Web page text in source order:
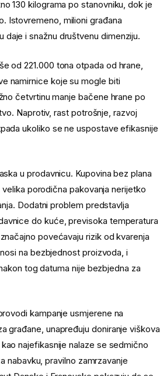
130 kilograma po stanovniku, dok je
Istovremeno, milioni građana
i snažnu društvenu dimenziju.
od 221.000 tona otpada od hrane,
namirnice koje su mogle biti
četvrtinu manje bačene hrane po
Naprotiv, rast potrošnje, razvoj
ukoliko se ne uspostave efikasnije
u prodavnicu. Kupovina bez plana
porodična pakovanja nerijetko
Dodatni problem predstavlja
do kuće, previsoka temperatura
povećavaju rizik od kvarenja
na bezbjednost proizvoda, i
tog datuma nije bezbjedna za
kampanje usmjerene na
građane, unapređuju doniranje viškova
najefikasnije nalaze se sedmično
nabavku, pravilno zamrzavanje